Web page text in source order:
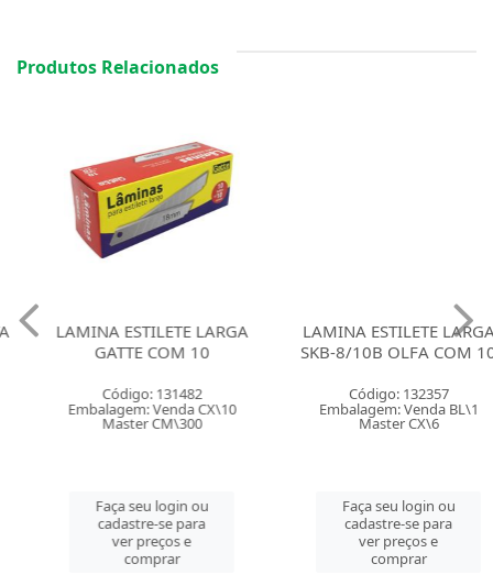
Produtos Relacionados
LAMINA ESTILETE LARGA
GATTE COM 10
Código: 131482
Embalagem: Venda CX\10
Master CM\300
Faça seu login ou
cadastre-se para
ver preços e
comprar
LAMINA ESTILETE LARGA
SKB-8/10B OLFA COM 10
Código: 132357
Embalagem: Venda BL\1
Master CX\6
Faça seu login ou
cadastre-se para
ver preços e
comprar